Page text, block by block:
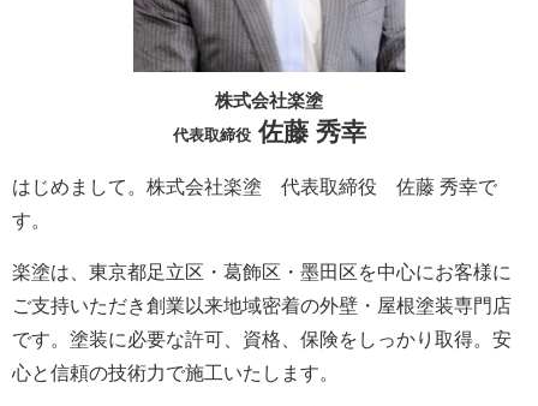
株式会社楽塗
代表取締役佐藤 秀幸
はじめまして。株式会社楽塗 代表取締役 佐藤 秀幸で
す。
楽塗は、東京都足立区・葛飾区・墨田区を中心にお客様に
ご支持いただき創業以来地域密着の外壁・屋根塗装専門店
です。塗装に必要な許可、資格、保険をしっかり取得。安
心と信頼の技術力で施工いたします。